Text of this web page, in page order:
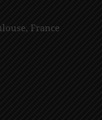
France